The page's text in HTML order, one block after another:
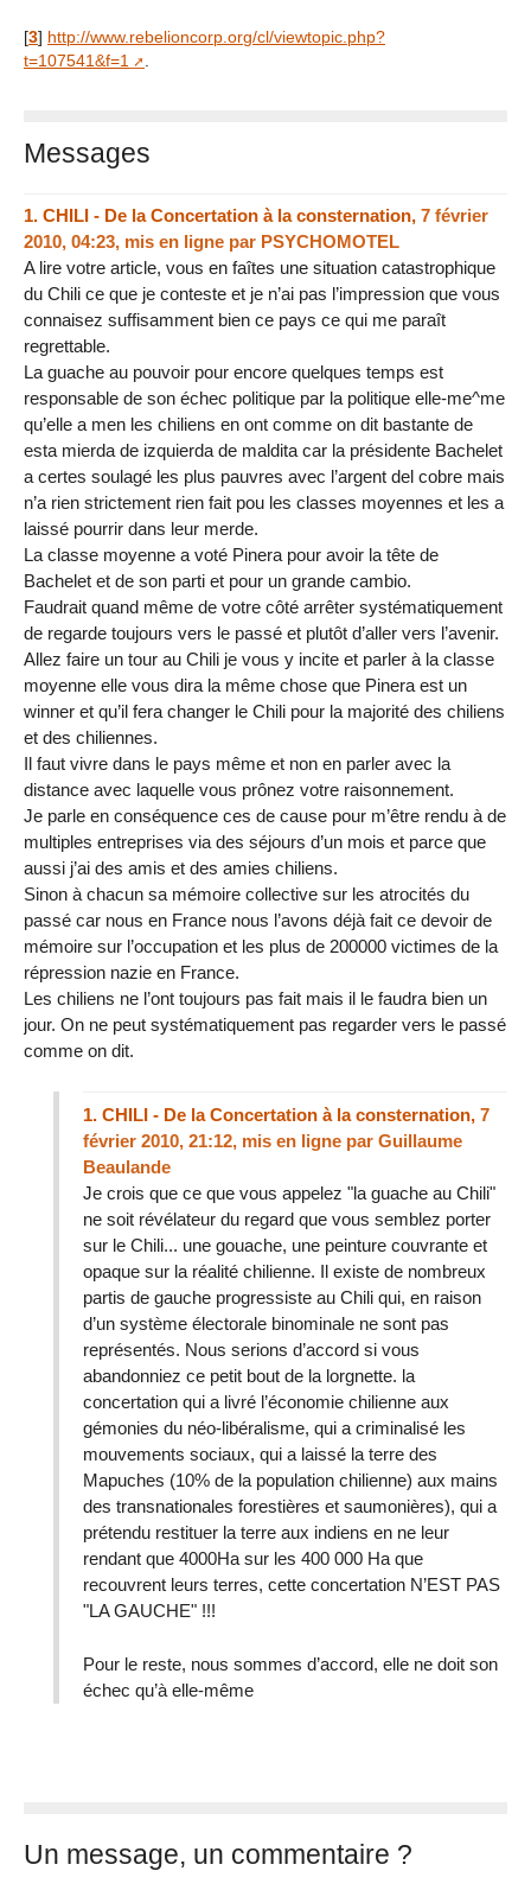
[3] http://www.rebelioncorp.org/cl/viewtopic.php?
t=107541&f=1
.
Messages
1. CHILI - De la Concertation à la consternation, 7 février
2010, 04:23, mis en ligne par PSYCHOMOTEL
A lire votre article, vous en faîtes une situation catastrophique
du Chili ce que je conteste et je n’ai pas l’impression que vous
connaisez suffisamment bien ce pays ce qui me paraît
regrettable.
La guache au pouvoir pour encore quelques temps est
responsable de son échec politique par la politique elle-me^me
qu’elle a men les chiliens en ont comme on dit bastante de
esta mierda de izquierda de maldita car la présidente Bachelet
a certes soulagé les plus pauvres avec l’argent del cobre mais
n’a rien strictement rien fait pou les classes moyennes et les a
laissé pourrir dans leur merde.
La classe moyenne a voté Pinera pour avoir la tête de
Bachelet et de son parti et pour un grande cambio.
Faudrait quand même de votre côté arrêter systématiquement
de regarde toujours vers le passé et plutôt d’aller vers l’avenir.
Allez faire un tour au Chili je vous y incite et parler à la classe
moyenne elle vous dira la même chose que Pinera est un
winner et qu’il fera changer le Chili pour la majorité des chiliens
et des chiliennes.
Il faut vivre dans le pays même et non en parler avec la
distance avec laquelle vous prônez votre raisonnement.
Je parle en conséquence ces de cause pour m’être rendu à de
multiples entreprises via des séjours d’un mois et parce que
aussi j’ai des amis et des amies chiliens.
Sinon à chacun sa mémoire collective sur les atrocités du
passé car nous en France nous l’avons déjà fait ce devoir de
mémoire sur l’occupation et les plus de 200000 victimes de la
répression nazie en France.
Les chiliens ne l’ont toujours pas fait mais il le faudra bien un
jour. On ne peut systématiquement pas regarder vers le passé
comme on dit.
1. CHILI - De la Concertation à la consternation, 7
février 2010, 21:12, mis en ligne par Guillaume
Beaulande
Je crois que ce que vous appelez "la guache au Chili"
ne soit révélateur du regard que vous semblez porter
sur le Chili... une gouache, une peinture couvrante et
opaque sur la réalité chilienne. Il existe de nombreux
partis de gauche progressiste au Chili qui, en raison
d’un système électorale binominale ne sont pas
représentés. Nous serions d’accord si vous
abandonniez ce petit bout de la lorgnette. la
concertation qui a livré l’économie chilienne aux
gémonies du néo-libéralisme, qui a criminalisé les
mouvements sociaux, qui a laissé la terre des
Mapuches (10% de la population chilienne) aux mains
des transnationales forestières et saumonières), qui a
prétendu restituer la terre aux indiens en ne leur
rendant que 4000Ha sur les 400 000 Ha que
recouvrent leurs terres, cette concertation N’EST PAS
"LA GAUCHE" !!!
Pour le reste, nous sommes d’accord, elle ne doit son
échec qu’à elle-même
Un message, un commentaire ?